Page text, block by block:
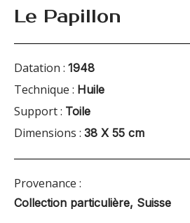
Le Papillon
Datation : 1948
Technique : Huile
Support : Toile
Dimensions : 38 X 55 cm
Provenance :
Collection particulière, Suisse